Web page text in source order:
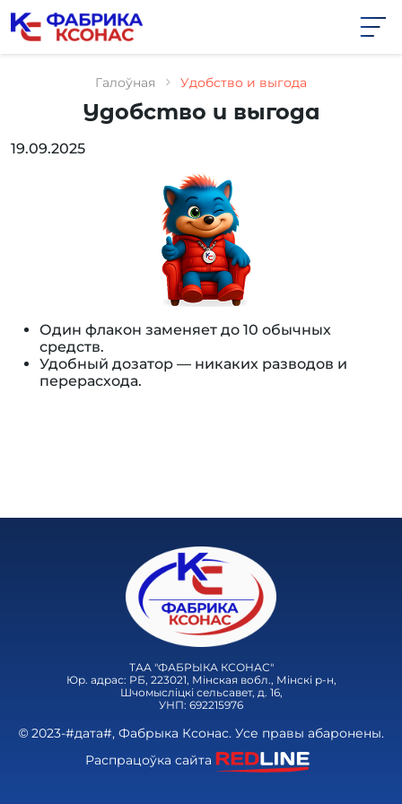
the
Галоўная Удобство и выгода
Удобство и выгода
19.09.2025
Один флакон заменяет до 10 обычных
средств.
Удобный дозатор — никаких разводов и
перерасхода.
ТАА "ФАБРЫКА КСОНАС"
Юр. адрас: РБ, 223021, Мінская вобл., Мінскі р-н,
Шчомысліцкі сельсавет, д. 16,
УНП: 692215976
© 2023-#дата#, Фабрыка Ксонас. Усе правы абаронены.
Распрацоўка сайта